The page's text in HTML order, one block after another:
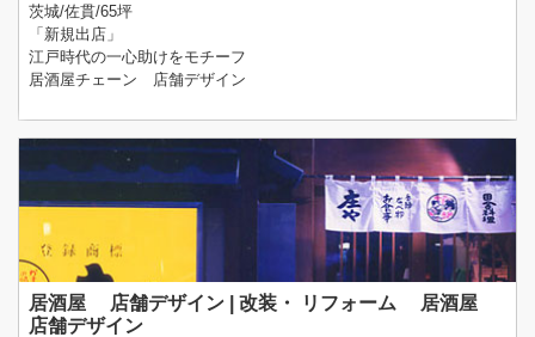
茨城/佐貫/65坪
「新規出店」
江戸時代の一心助けをモチーフ
居酒屋チェーン 店舗デザイン
居酒屋 店舗デザイン | 改装・ リフォーム 居酒屋
店舗デザイン